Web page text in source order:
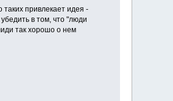
привлекает идея -
в том, что "люди
так хорошо о нем